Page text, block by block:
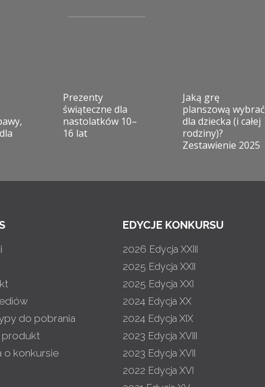
Prezenty
świąteczne dla
nastolatków 10–
16 lat
Jaką grę
planszową wybrać
dla dziecka (i całej
rodziny)?
Zestawienie 2025
do pobrania
produkt
o konkursie
EDYCJE KONKURSU
2026 Edycja XXIII
2025 Edycja XXII
2025 Edycja XXI
2024 Edycja XX
2024 Edycja XIX
2023 Edycja XVIII
2023 Edycja XVII
2022 Edycja XVI